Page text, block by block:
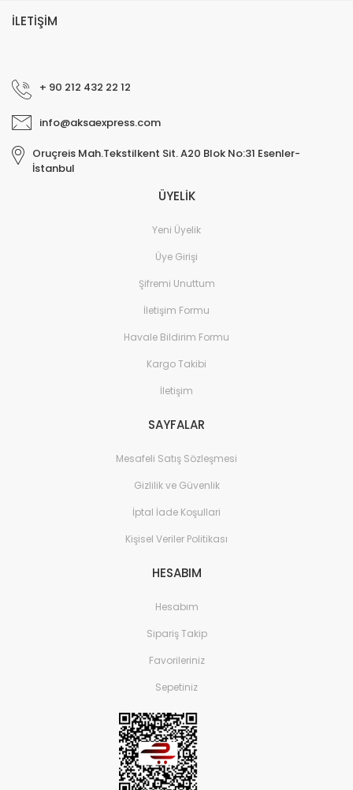
İLETİŞİM
+ 90 212 432 22 12
info@aksaexpress.com
Oruçreis Mah.Tekstilkent Sit. A20 Blok No:31 Esenler-
İstanbul
ÜYELİK
Yeni Üyelik
Üye Girişi
Şifremi Unuttum
İletişim Formu
Havale Bildirim Formu
Kargo Takibi
İletişim
SAYFALAR
Mesafeli Satış Sözleşmesi
Gizlilik ve Güvenlik
İptal İade Koşullari
Kişisel Veriler Politikası
HESABIM
Hesabım
Sipariş Takip
Favorileriniz
Sepetiniz